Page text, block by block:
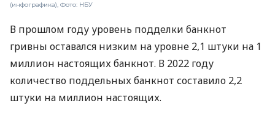
(инфографика), Фото: НБУ
В прошлом году уровень подделки банкнот
гривны оставался низким на уровне 2,1 штуки на 1
миллион настоящих банкнот. В 2022 году
количество поддельных банкнот составило 2,2
штуки на миллион настоящих.